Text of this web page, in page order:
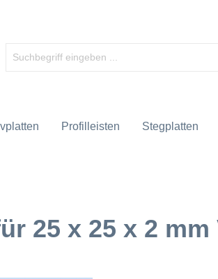
Profilleisten Stegplatten
25 x 25 x 2